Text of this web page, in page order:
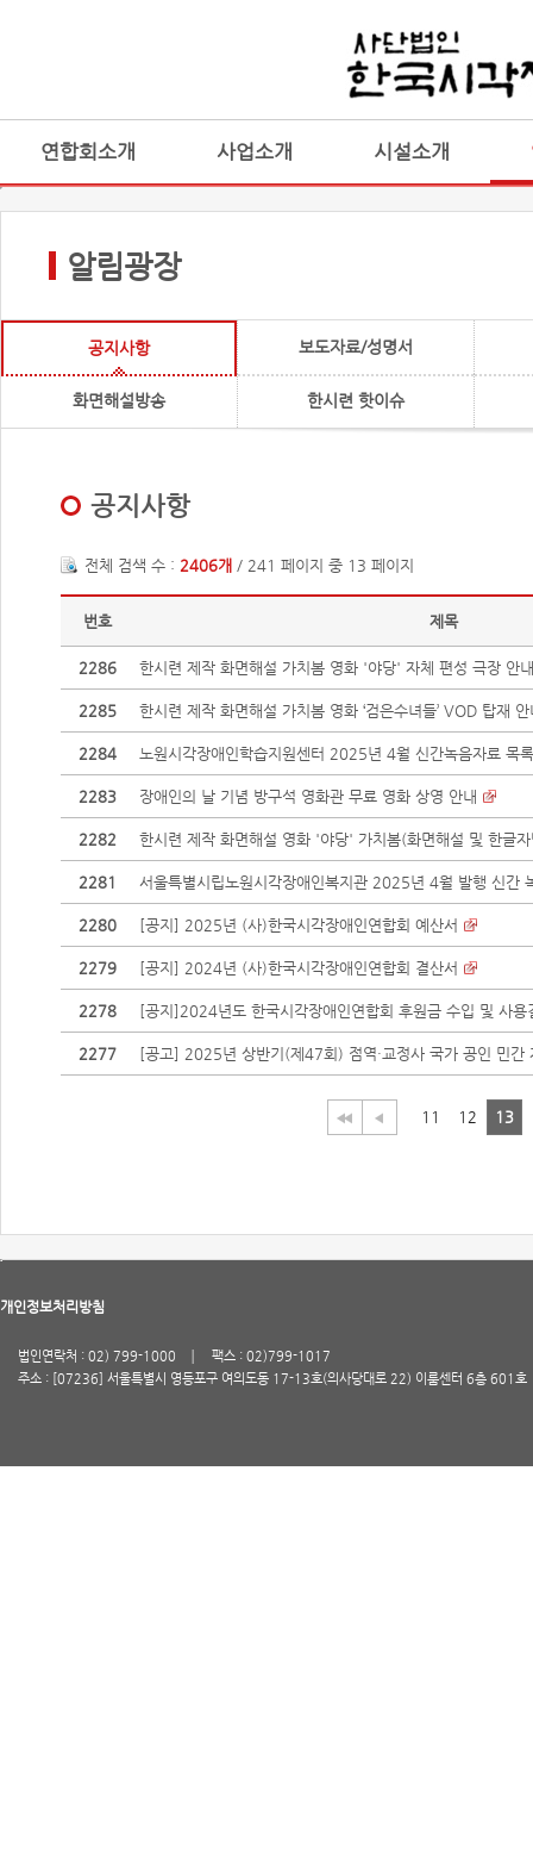
연합회소개 사업소개 시설소개
알림광장
공지사항 보도자료/성명서
화면해설방송 한시련 핫이슈
공지사항
전체 검색 수 : 2406개 / 241 페이지 중 13 페이지
번호 제목
2286 한시련 제작 화면해설 가치봄 영화 '야당' 자체 편성 극장 안
2285 한시련 제작 화면해설 가치봄 영화 ‘검은수녀들’ VOD 탑재 안
2284 노원시각장애인학습지원센터 2025년 4월 신간녹음자료 목
2283 장애인의 날 기념 방구석 영화관 무료 영화 상영 안내
2282 한시련 제작 화면해설 영화 '야당' 가치봄(화면해설 및 한글
2281 서울특별시립노원시각장애인복지관 2025년 4월 발행 신간
2280 [공지] 2025년 (사)한국시각장애인연합회 예산서
2279 [공지] 2024년 (사)한국시각장애인연합회 결산서
2278 [공지]2024년도 한국시각장애인연합회 후원금 수입 및 사용
2277 [공고] 2025년 상반기(제47회) 점역·교정사 국가 공인 민간
11 12 13
개인정보처리방침
법인연락처 : 02) 799-1000
팩스 : 02)799-1017
주소 : [07236] 서울특별시 영등포구 여의도동 17-13호(의사당대로 22) 이룸센터 6층 601호